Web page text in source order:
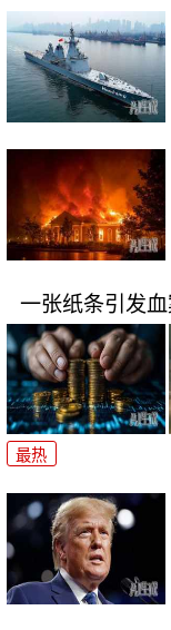
一张纸条引发血
最热